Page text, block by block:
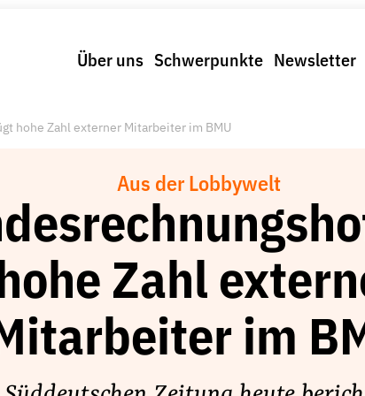
Über uns Schwerpunkte Newsletter
hohe Zahl externer Mitarbeiter im BMU
Aus der Lobbywelt
Zahl
im